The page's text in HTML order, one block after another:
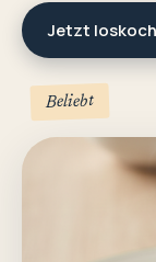
Jetzt
Beliebt